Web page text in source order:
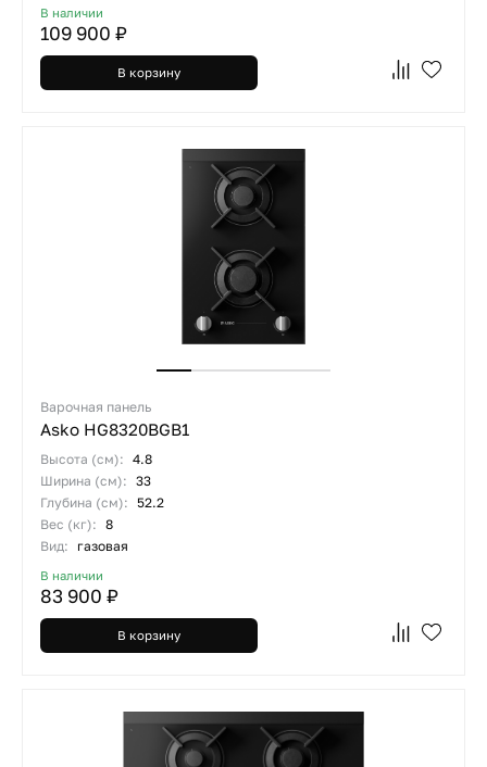
В наличии
109 900 ₽
В корзину
Варочная панель
Asko HG8320BGB1
Высота (см): 4.8
Ширина (см): 33
Глубина (см): 52.2
Вес (кг): 8
Вид:
газовая
В наличии
83 900 ₽
В корзину